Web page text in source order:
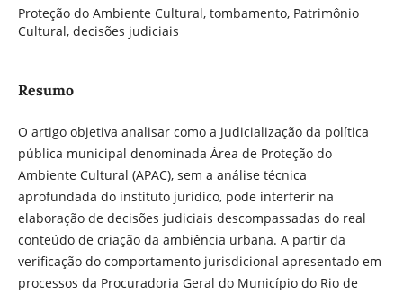
Proteção do Ambiente Cultural, tombamento, Patrimônio
Cultural, decisões judiciais
Resumo
O artigo objetiva analisar como a judicialização da política
pública municipal denominada Área de Proteção do
Ambiente Cultural (APAC), sem a análise técnica
aprofundada do instituto jurídico, pode interferir na
elaboração de decisões judiciais descompassadas do real
conteúdo de criação da ambiência urbana. A partir da
verificação do comportamento jurisdicional apresentado em
processos da Procuradoria Geral do Município do Rio de